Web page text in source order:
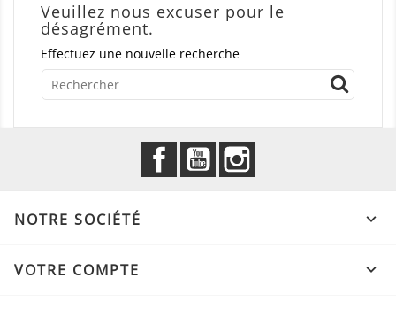
Veuillez nous excuser pour le
désagrément.
Effectuez une nouvelle recherche
FacebookYouTube
NOTRE SOCIÉTÉ 
VOTRE COMPTE 